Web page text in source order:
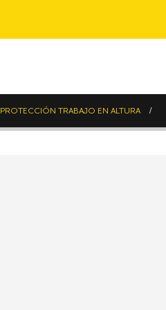
PROTECCIÓN TRABAJO EN ALTURA